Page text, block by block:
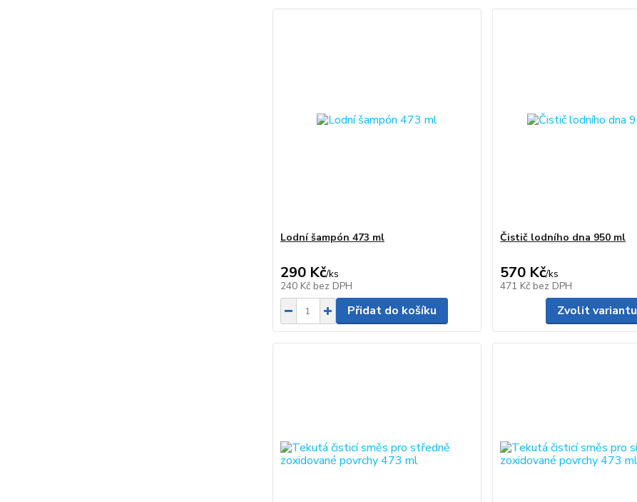
Lodní šampón 473 ml
290 Kč/ks
240 Kč bez DPH
Přidat do košíku
Čistič lodního dna 950 ml
570 Kč/ks
471 Kč bez DPH
Zvolit variantu